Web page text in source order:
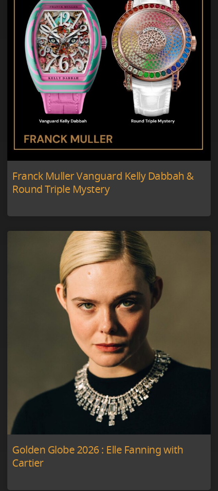
Franck Muller Vanguard Kelly Dabbah &
Round Triple Mystery
Golden Globe 2026 : Elle Fanning with
Cartier